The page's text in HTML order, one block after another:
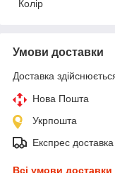
Колір
Умови доставки
Доставка
Нова Пошта
Укрпошта
Експрес доставка
Всі умови доставки